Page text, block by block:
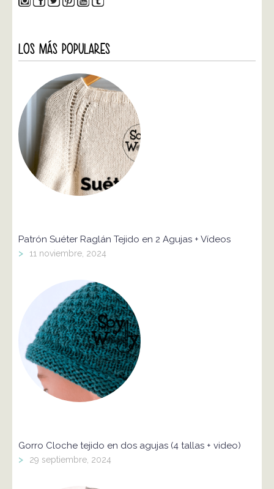
LOS MÁS POPULARES
Patrón Suéter Raglán Tejido en 2 Agujas + Vídeos
> 11 noviembre, 2024
Gorro Cloche tejido en dos agujas (4 tallas + video)
> 29 septiembre, 2024